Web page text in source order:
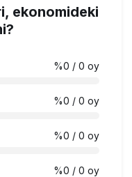
ekonomideki
%0 / 0 oy
%0 / 0 oy
%0 / 0 oy
%0 / 0 oy